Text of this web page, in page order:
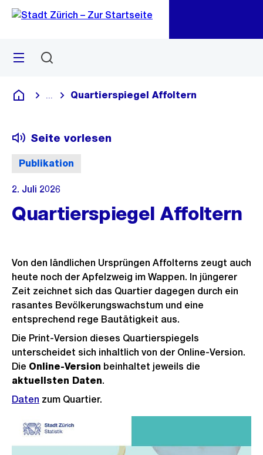
Navigation
Sprunglink
Menü
Deutsch
Blende alle Breadcrumbs ein
Quartierspiegel Affoltern
Publikation
Seite vorlesen
2. Juli 2026
Quartierspiegel Affoltern
Von den ländlichen Ursprüngen Affolterns zeugt auch
heute noch der Apfelzweig im Wappen. In jüngerer
Zeit zeichnet sich das Quartier dagegen durch ein
rasantes Bevölkerungswachstum und eine
entsprechend rege Bautätigkeit aus.
Die Print-Version dieses Quartierspiegels
unterscheidet sich inhaltlich von der Online-Version.
Die Online-Version beinhaltet jeweils die
aktuellsten Daten.
Daten zum Quartier.